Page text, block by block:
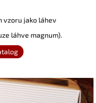
vzoru jako láhev
láhve magnum).